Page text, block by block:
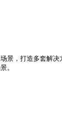
，打造多套解
。